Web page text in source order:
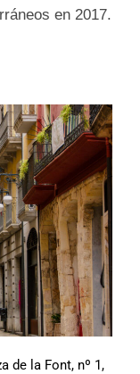
en 2017.
de la Font, nº 1,